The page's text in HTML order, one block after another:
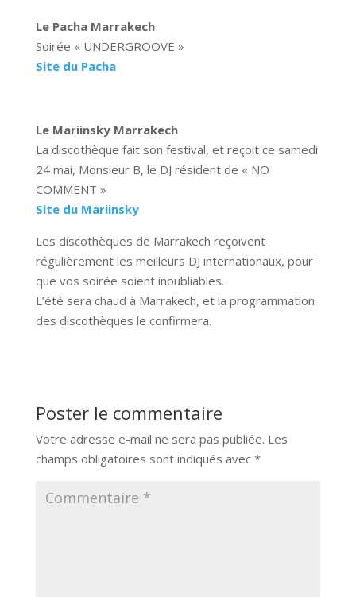
Le Pacha Marrakech
Soirée « UNDERGROOVE »
Site du Pacha
Le Mariinsky Marrakech
La discothèque fait son festival, et reçoit ce samedi
24 mai, Monsieur B, le DJ résident de « NO
COMMENT »
Site du Mariinsky
Les discothèques de Marrakech reçoivent
régulièrement les meilleurs DJ internationaux, pour
que vos soirée soient inoubliables.
L’été sera chaud à Marrakech, et la programmation
des discothèques le confirmera.
Poster le commentaire
Votre adresse e-mail ne sera pas publiée. Les
champs obligatoires sont indiqués avec *